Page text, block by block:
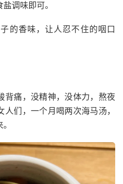
调味即可。
的香味，让人忍不住的咽口
背痛，没精神，没体力，熬夜
们，一个月喝两次海马汤，